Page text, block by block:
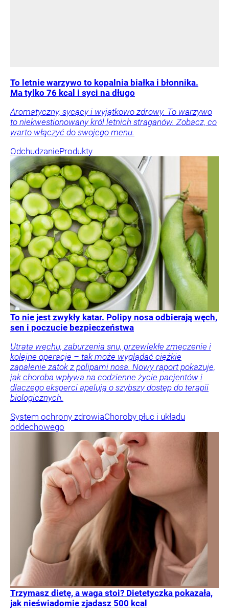
To letnie warzywo to kopalnia białka i błonnika.
Ma tylko 76 kcal i syci na długo
Aromatyczny, sycący i wyjątkowo zdrowy. To warzywo
to niekwestionowany król letnich straganów. Zobacz, co
warto włączyć do swojego menu.
OdchudzanieProdukty
To nie jest zwykły katar. Polipy nosa odbierają węch,
sen i poczucie bezpieczeństwa
Utrata węchu, zaburzenia snu, przewlekłe zmęczenie i
kolejne operacje – tak może wyglądać ciężkie
zapalenie zatok z polipami nosa. Nowy raport pokazuje,
jak choroba wpływa na codzienne życie pacjentów i
dlaczego eksperci apelują o szybszy dostęp do terapii
biologicznych.
System ochrony zdrowiaChoroby płuc i układu
oddechowego
Trzymasz dietę, a waga stoi? Dietetyczka pokazała,
jak nieświadomie zjadasz 500 kcal